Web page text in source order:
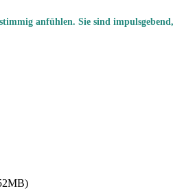
anfühlen. Sie sind